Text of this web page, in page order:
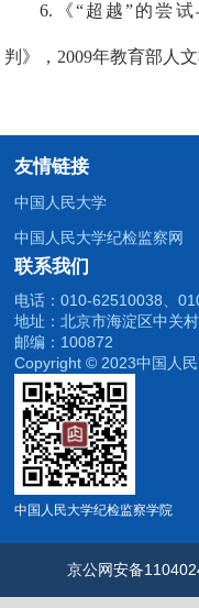
6.《“超越”的尝
判》，2009年教育部人
友情链接
中国人民大学
中国人民大学纪检监察网
联系我们
电话：010-62510038、
地址：北京市海淀区中关
邮编：100872
Copyright © 2023中国人
中国人民大学纪检监察学院
京公网安备